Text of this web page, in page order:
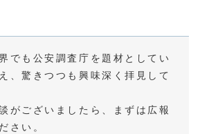
でも公安調査庁を題材としてい
、驚きつつも興味深く拝見して
がございましたら、まずは広報
さい。